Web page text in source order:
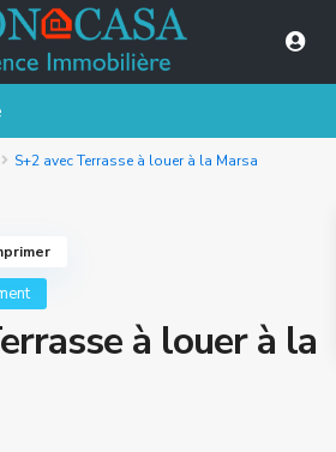
S+2 avec Terrasse à louer à la Marsa
à louer à la